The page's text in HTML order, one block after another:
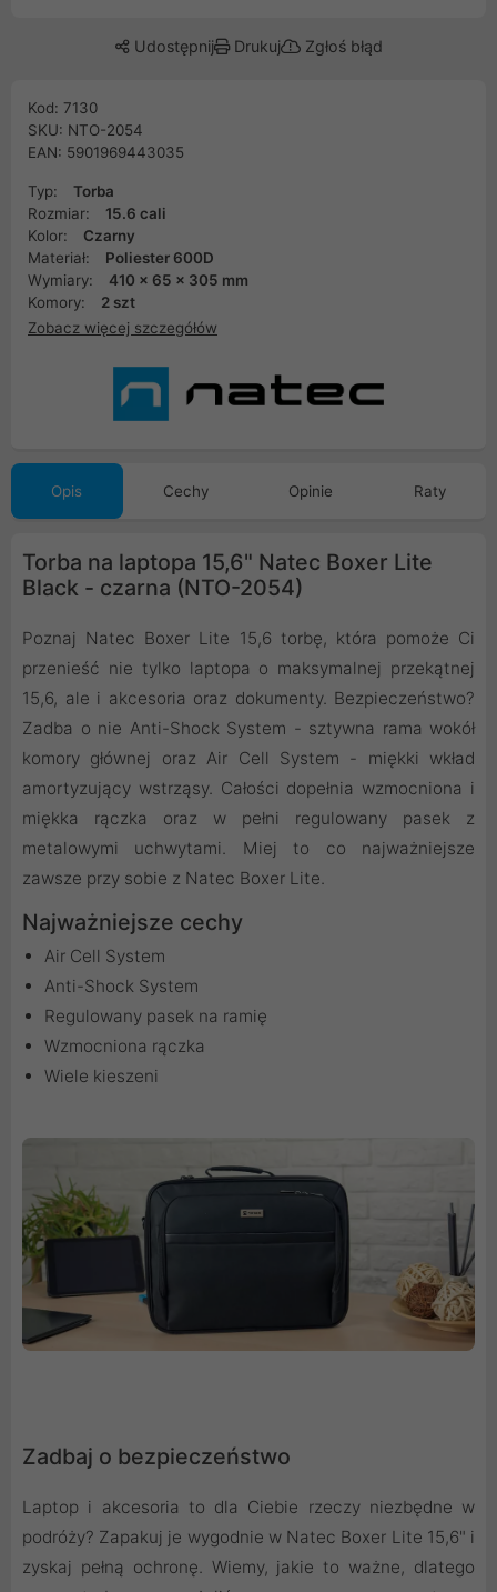
Udostępnij Drukuj Zgłoś błąd
Kod: 7130
SKU: NTO-2054
EAN: 5901969443035
Typ:
Torba
Rozmiar:
15.6 cali
Kolor:
Czarny
Materiał:
Poliester 600D
Wymiary:
410 x 65 x 305 mm
Komory:
2 szt
Zobacz więcej szczegółów
Opis Cechy Opinie Raty
Torba na laptopa 15,6" Natec Boxer Lite
Black - czarna (NTO-2054)
Poznaj Natec Boxer Lite 15,6 torbę, która pomoże Ci
przenieść nie tylko laptopa o maksymalnej przekątnej
15,6, ale i akcesoria oraz dokumenty. Bezpieczeństwo?
Zadba o nie Anti-Shock System - sztywna rama wokół
komory głównej oraz Air Cell System - miękki wkład
amortyzujący wstrząsy. Całości dopełnia wzmocniona i
miękka rączka oraz w pełni regulowany pasek z
metalowymi uchwytami. Miej to co najważniejsze
zawsze przy sobie z Natec Boxer Lite.
Najważniejsze cechy
Air Cell System
Anti-Shock System
Regulowany pasek na ramię
Wzmocniona rączka
Wiele kieszeni
Zadbaj o bezpieczeństwo
Laptop i akcesoria to dla Ciebie rzeczy niezbędne w
podróży? Zapakuj je wygodnie w Natec Boxer Lite 15,6" i
zyskaj pełną ochronę. Wiemy, jakie to ważne, dlatego